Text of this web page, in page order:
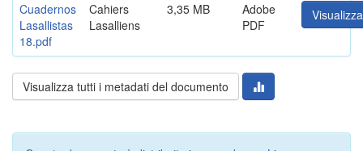
Cuadernos
Lasallistas
18.pdf
Cahiers
Lasalliens
3,35 MB
Adobe
PDF
Visualizza tutti i metadati del documento